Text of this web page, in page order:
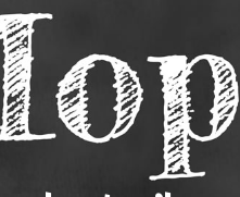
Nachagai ana!!
Olifant
De voddenman
Vulling